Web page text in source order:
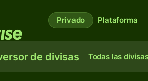
Privado Plataforma
de divisas Todas las